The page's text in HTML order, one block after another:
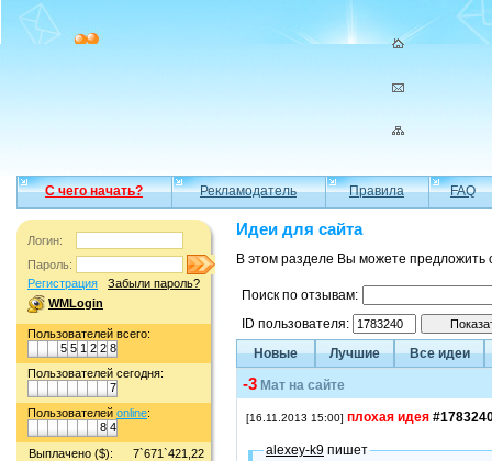
С чего начать? Рекламодатель Правила FAQ
Логин:
Пароль:
Регистрация
Забыли пароль?
WMLogin
Пользователей всего:
5 5 1 2 2 8
Пользователей сегодня:
7
Пользователей online:
8 4
Выплачено ($):
7`671`421,22
Идеи для сайта
В этом разделе Вы можете
Поиск по отзывам:
ID пользователя:
Новые
Лучшие Все идеи
-3 Мат на сайте
[16.11.2013 15:00] плохая идея
alexey-k9 пишет